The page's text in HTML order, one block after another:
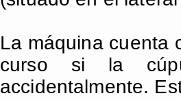
La máquina cuenta
curso si la
accidentalmente.